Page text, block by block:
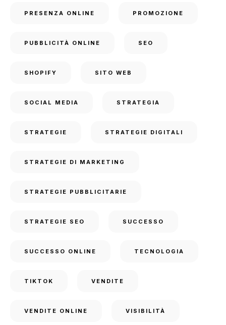
PRESENZA ONLINE PROMOZIONE
PUBBLICITÀ ONLINE SEO
SHOPIFY SITO WEB
SOCIAL MEDIA STRATEGIA
STRATEGIE STRATEGIE DIGITALI
STRATEGIE DI MARKETING
STRATEGIE PUBBLICITARIE
STRATEGIE SEO SUCCESSO
SUCCESSO ONLINE TECNOLOGIA
TIKTOK VENDITE
VENDITE ONLINE VISIBILITÀ